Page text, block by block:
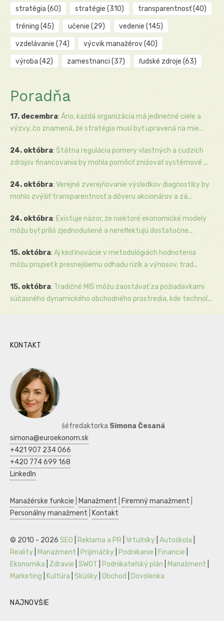
stratégia (60) stratégie (310) transparentnosť(40)
tréning (45) učenie (29) vedenie (145)
vzdelávanie (74) výcvik manažérov(40)
výroba (42) zamestnanci (37) ľudské zdroje (63)
Poradňa
17. decembra: Áno, každá organizácia má jedinečné ciele a
výzvy, čo znamená, že stratégia musí byť upravená na mie...
24. októbra: Štátna regulácia pomery vlastných a cudzích
zdrojov financovania by mohla pomôcť znižovať systémové ...
24. októbra: Verejné zverejňovanie výsledkov diagnostiky by
mohlo zvýšiť transparentnosť a dôveru akcionárov a zá...
24. októbra: Existuje názor, že niektoré ekonomické modely
môžu byť príliš zjednodušené a nereflektujú dostatočne...
15. októbra: Aj keď inovácie v metodológiách hodnotenia
môžu prispieť k presnejšiemu odhadu rizík a výnosov, trad...
15. októbra: Tradičné MIS môžu zaostávať za požiadavkami
súčasného dynamického obchodného prostredia, kde technol...
KONTAKT
šéfredaktorka Simona Česaná
simona@euroekonom.sk
+421 907 234 066
+420 774 699 168
LinkedIn
Manažérske funkcie Manažment Firemný manažment
Personálny manažment
Kontakt
© 2010 - 2026 SEO Reklama a PR Vrtuľníky Autoškola
Reality
Manažment Prijímáčky Podnikanie Financie
Ekonomika
Zdravie SWOT Podnikateľský plán Manažment
Marketing
Kultúra Skúšky Obchod Dovolenka
NAJNOVŠIE